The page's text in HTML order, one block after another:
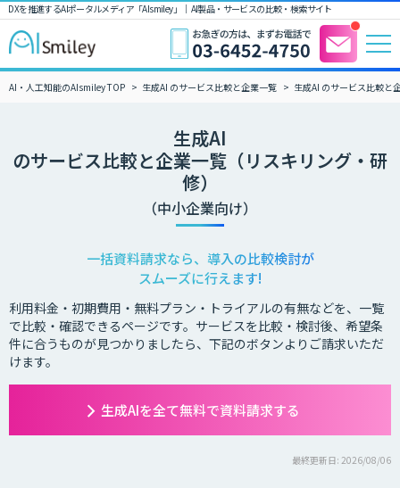
DXを推進するAIポータルメディア「AIsmiley」｜ AI製品・サービスの比較・検索サイト
AI・人工知能のAIsmiley TOP 生成AI のサービス比較と企業一覧 生成AI のサービス比較と
生成AI
のサービス比較と企業一覧（リスキリング・研
修）
（中小企業向け）
一括資料請求なら、導入の比較検討が
スムーズに行えます!
利用料金・初期費用・無料プラン・トライアルの有無などを、一覧
で比較・確認できるページです。サービスを比較・検討後、希望条
件に合うものが見つかりましたら、下記のボタンよりご請求いただ
けます。
生成AIを全て無料で資料請求する
最終更新日: 2026/08/06